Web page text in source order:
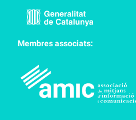
Membres associats: